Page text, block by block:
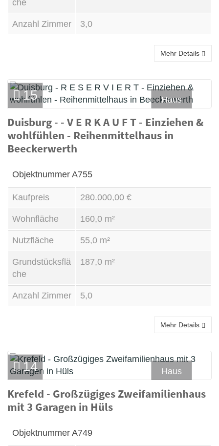
che
Anzahl Zimmer 3,0
Mehr Details
15 Haus
Kauf
Duisburg - - V E R K A U F T - Einziehen &
wohlfühlen - Reihenmittelhaus in
Beeckerwerth
Objektnummer A755
Kaufpreis 280.000,00 €
Wohnfläche 160,0 m²
Nutzfläche 55,0 m²
Grundstücksflä
che
187,0 m²
Anzahl Zimmer 5,0
Mehr Details
14 Haus
Kauf
Krefeld - Großzügiges Zweifamilienhaus
mit 3 Garagen in Hüls
Objektnummer A749